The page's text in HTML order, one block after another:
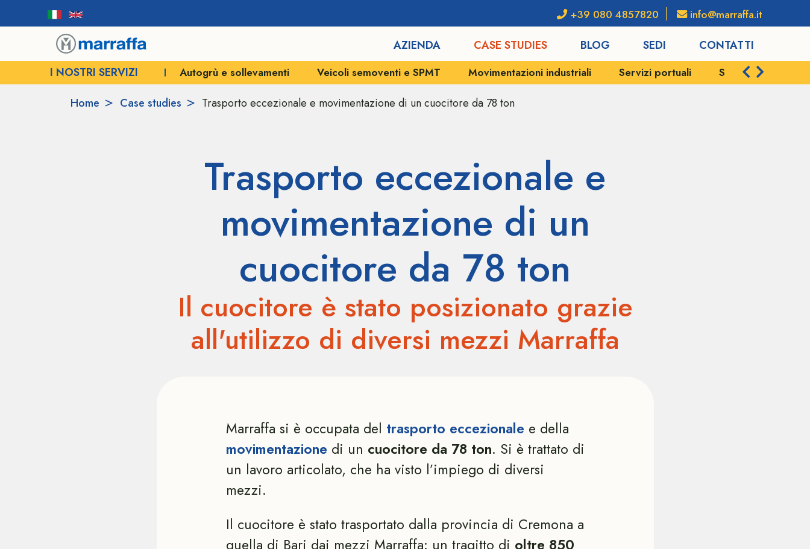
+39 080 4857820 info@marraffa.it
AZIENDA CASE STUDIES BLOG SEDI
CONTATTI
I NOSTRI SERVIZI
Trasporti eccezionali Autogrù e sollevamenti Veicoli semoventi e SPMT Movimentazioni industriali Servizi portuali Spedizioni e
Home Case studies Trasporto eccezionale e movimentazione di un cuocitore da 78 ton
Trasporto eccezionale e
movimentazione di un
cuocitore da 78 ton
Il cuocitore è stato posizionato grazie
all'utilizzo di diversi mezzi Marraffa
Marraffa si è occupata del trasporto eccezionale e della
movimentazione di un cuocitore da 78 ton. Si è trattato di
un lavoro articolato, che ha visto l’impiego di diversi
mezzi.
Il cuocitore è stato trasportato dalla provincia di Cremona a
quella di Bari dai mezzi Marraffa: un tragitto di oltre 850